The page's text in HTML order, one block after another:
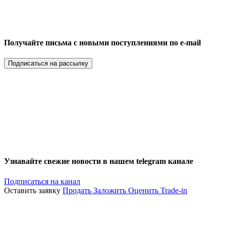
Получайте письма с новыми поступлениями по e-mail
Подписаться на рассылку
Узнавайте свежие новости в нашем telegram канале
Подписаться на канал
Оставить заявку Продать Заложить Оценить Trade-in